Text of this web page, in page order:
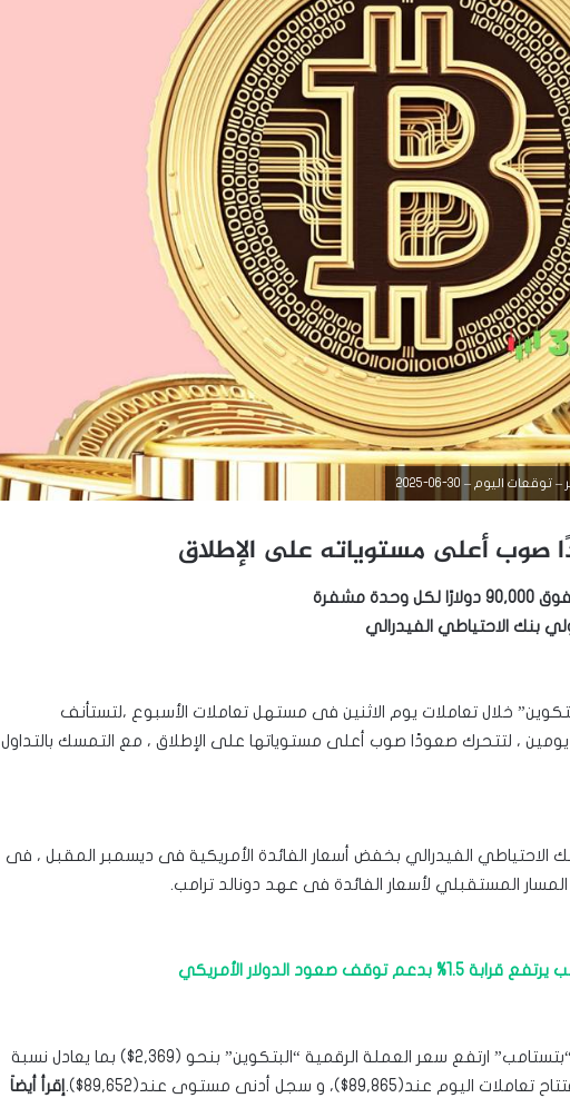
صوب أعلى مستوياته على الإطلاق
مشفرة
بنك الاحتياطي الفيدرالي
خلال تعاملات يوم الاثنين فى مستهل تعاملات الأسبوع ،لتستأنف
، لتتحرك صعودًا صوب أعلى مستوياتها على الإطلاق ، مع التمسك بالتداول
الاحتياطي الفيدرالي بخفض أسعار الفائدة الأمريكية فى ديسمبر المقبل ، فى
المسار المستقبلي لأسعار الفائدة فى عهد دونالد ترامب.
صعود الدولار الأمريكي
•سعر البتكوين اليوم :فى بورصة “بتستامب” ارتفع سعر العملة الرقمية “البتكوين” بنحو (2,369$) بما يعادل نسبة
إقرأ أيضاَ